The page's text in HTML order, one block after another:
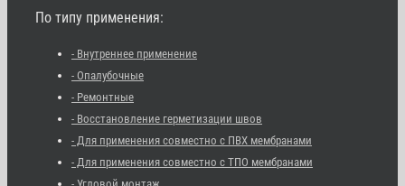
По типу применения:
- Внутреннее применение
- Опалубочные
- Ремонтные
- Восстановление герметизации швов
- Для применения совместно с ПВХ мембранами
- Для применения совместно с ТПО мембранами